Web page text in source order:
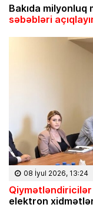
Bakıda milyonluq
səbəbləri
08 İyul 2026, 13:24
Qiymətləndiricilər
elektron